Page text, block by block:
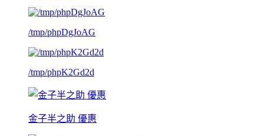
/tmp/phpDgJoAG
/tmp/phpK2Gd2d
金子半之助 優惠